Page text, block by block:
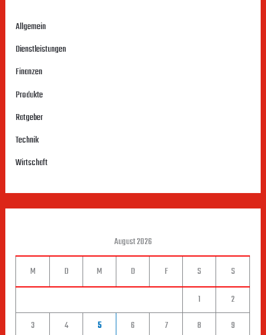
Allgemein
Dienstleistungen
Finanzen
Produkte
Ratgeber
Technik
Wirtschaft
August 2026
M D M D F S
S
1
2
3
4 5 6 7 8
9